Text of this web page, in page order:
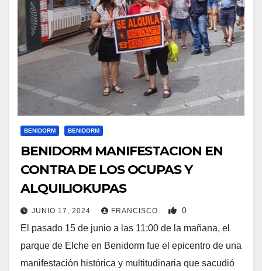
BENIDORM BENIDORM
BENIDORM MANIFESTACION EN
CONTRA DE LOS OCUPAS Y
ALQUILIOKUPAS
JUNIO 17, 2024 FRANCISCO 0
El pasado 15 de junio a las 11:00 de la mañana, el
parque de Elche en Benidorm fue el epicentro de una
manifestación histórica y multitudinaria que sacudió